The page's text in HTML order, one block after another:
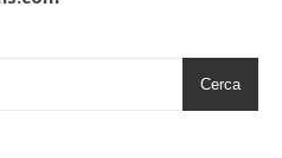
Cerca